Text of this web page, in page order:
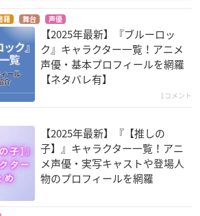
右代宮譲治
プアップパーティー
～
カペンシス
籍 舞台 声優
【2025年最新】『ブルーロッ
ク』キャラクター一覧！アニメ
声優・基本プロフィールを網羅
【ネタバレ有】
1コメント
【2025年最新】『【推しの
子】』キャラクター一覧！アニ
メ声優・実写キャストや登場人
物のプロフィールを網羅